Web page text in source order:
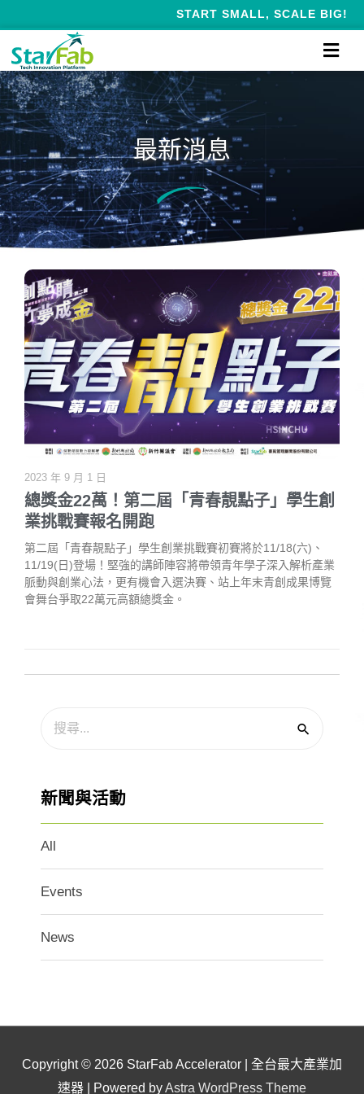
START SMALL, SCALE BIG!
最新消息
新聞與活動
All
Events
News
總獎金22萬！第二屆「青春靚點子」學生創
業挑戰賽報名開跑
2023 年 9 月 1 日
第二屆「青春靚點子」學生創業挑戰賽初賽將於11/18(六)、
11/19(日)登場！堅強的講師陣容將帶領青年學子深入解析產業
脈動與創業心法，更有機會入選決賽、站上年末青創成果博覽
會舞台爭取22萬元高額總獎金。
Copyright © 2026 StarFab Accelerator | 全台最大產業加
速器 | Powered byAstra WordPress Theme